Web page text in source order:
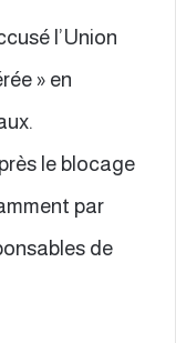
l’Union
» en
le blocage
par
de